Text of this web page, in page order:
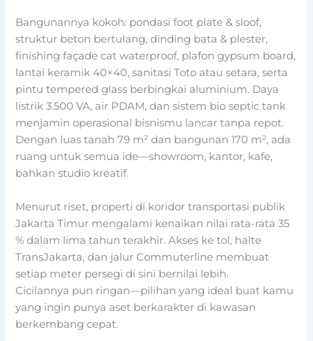
Bangunannya kokoh: pondasi foot plate & sloof,
struktur beton bertulang, dinding bata & plester,
finishing façade cat waterproof, plafon gypsum board,
lantai keramik 40×40, sanitasi Toto atau setara, serta
pintu tempered glass berbingkai aluminium. Daya
listrik 3.500 VA, air PDAM, dan sistem bio septic tank
menjamin operasional bisnismu lancar tanpa repot.
Dengan luas tanah 79 m² dan bangunan 170 m², ada
ruang untuk semua ide—showroom, kantor, kafe,
bahkan studio kreatif.
Menurut riset, properti di koridor transportasi publik
Jakarta Timur mengalami kenaikan nilai rata-rata 35
% dalam lima tahun terakhir. Akses ke tol, halte
TransJakarta, dan jalur Commuterline membuat
setiap meter persegi di sini bernilai lebih.
Cicilannya pun ringan—pilihan yang ideal buat kamu
yang ingin punya aset berkarakter di kawasan
berkembang cepat.